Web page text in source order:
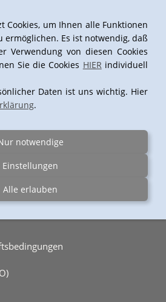
Cookies, um Ihnen alle Funktionen
ermöglichen. Es ist notwendig, daß
Verwendung von diesen Cookies
Sie die Cookies HIERindividuell
Daten ist uns wichtig. Hier
.
notwendige
Einstellungen
Alle erlauben